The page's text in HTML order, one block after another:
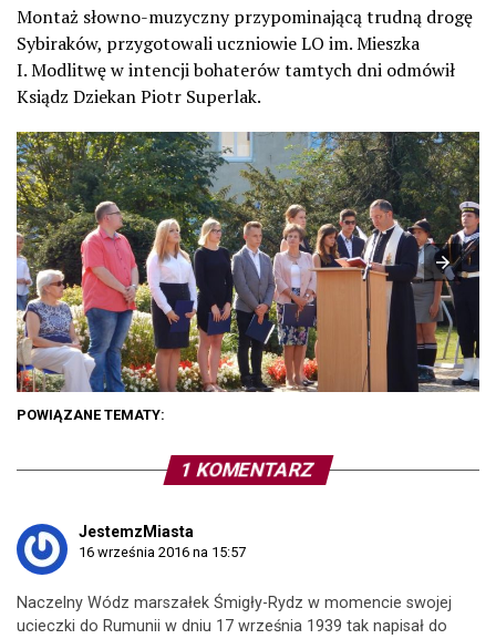
Montaż słowno-muzyczny przypominającą trudną drogę
Sybiraków, przygotowali uczniowie LO im. Mieszka
I. Modlitwę w intencji bohaterów tamtych dni odmówił
Ksiądz Dziekan Piotr Superlak.
POWIĄZANE TEMATY:
1 KOMENTARZ
JestemzMiasta
16 września 2016 na 15:57
Naczelny Wódz marszałek Śmigły-Rydz w momencie swojej
ucieczki do Rumunii w dniu 17 września 1939 tak napisał do